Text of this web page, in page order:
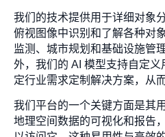
我们的技术提供用于详细对象
俯视图像中识别和了解各种对
监测、城市规划和基础设施管
外，我们的 AI 模型支持自定
定行业需求定制解决方案，从
我们平台的一个关键方面是其
地理空间数据的可视化和报告